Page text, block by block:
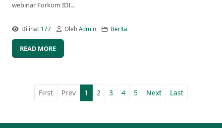
webinar Forkom IDI...
Dilihat 177 OlehAdmin Berita
READ MORE
First Prev 1 2 3 4 5 Next Last